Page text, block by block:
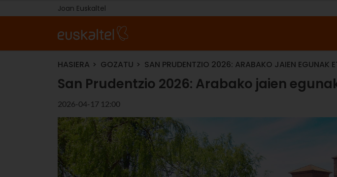
Joan Euskaltel
HASIERA GOZATU SAN PRUDENTZIO 2026: ARABAKO JAIEN EGUNAK
San Prudentzio 2026: Arabako jaien
2026-04-17 12:00